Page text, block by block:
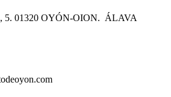
5. 01320 OYÓN-OION. ÁLAVA